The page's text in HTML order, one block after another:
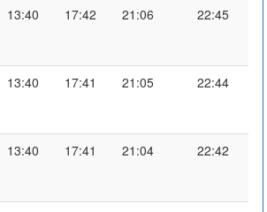
13:40 17:42 21:06 22:45
13:40 17:41 21:05 22:44
13:40 17:41 21:04 22:42